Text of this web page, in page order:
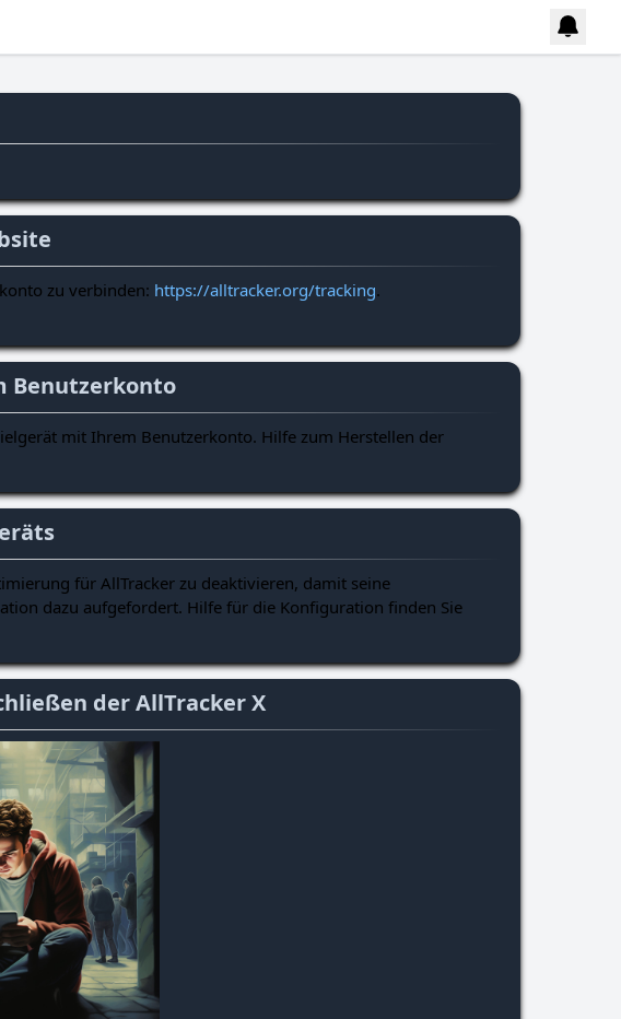
zu verbinden: https://alltracker.org/tracking.
Benutzerkonto
mit Ihrem Benutzerkonto. Hilfe zum Herstellen der
für AllTracker zu deaktivieren, damit seine
dazu aufgefordert. Hilfe für die Konfiguration finden Sie
der AllTracker X